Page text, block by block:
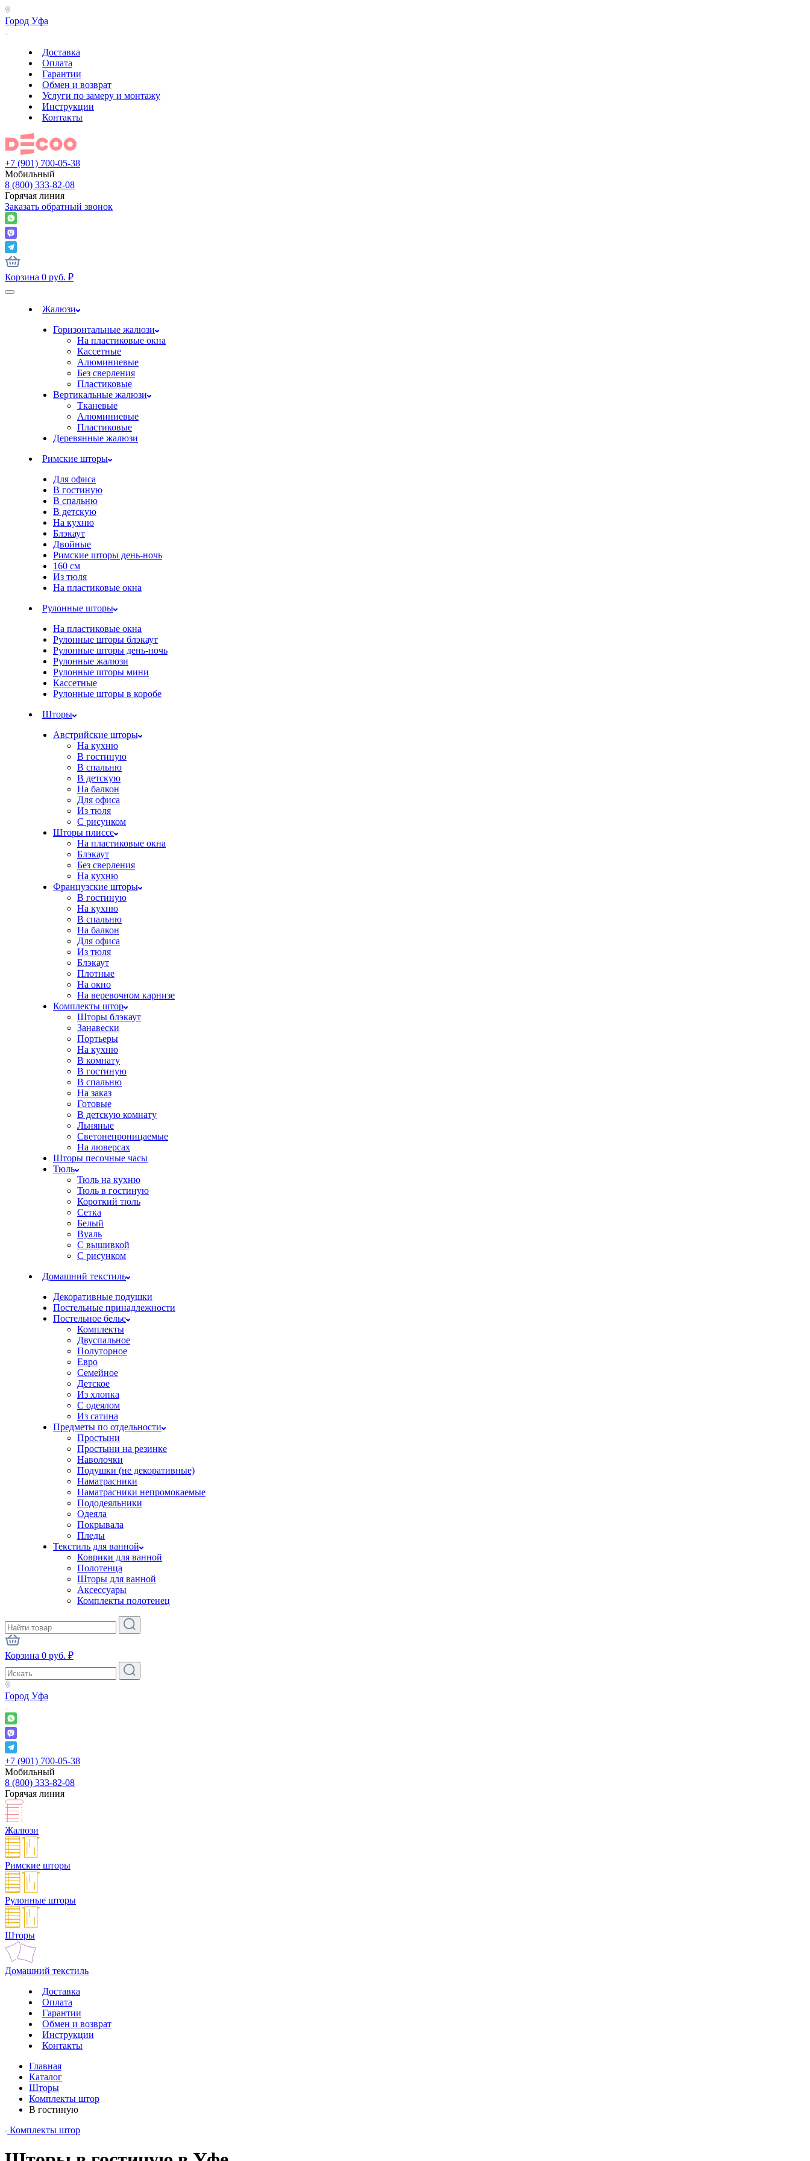
Город Уфа
Доставка
Оплата
Гарантии
Обмен и возврат
Услуги по замеру и монтажу
Инструкции
Контакты
+7 (901) 700-05-38
Мобильный
8 (800) 333-82-08
Горячая линия
Заказать обратный звонок
Корзина 0 руб. ₽
Жалюзи
Горизонтальные жалюзи
На пластиковые окна
Кассетные
Алюминиевые
Без сверления
Пластиковые
Вертикальные жалюзи
Тканевые
Алюминиевые
Пластиковые
Деревянные жалюзи
Римские шторы
Для офиса
В гостиную
В спальню
В детскую
На кухню
Блэкаут
Двойные
Римские шторы день-ночь
160 см
Из тюля
На пластиковые окна
Рулонные шторы
На пластиковые окна
Рулонные шторы блэкаут
Рулонные шторы день-ночь
Рулонные жалюзи
Рулонные шторы мини
Кассетные
Рулонные шторы в коробе
Шторы
Австрийские шторы
На кухню
В гостиную
В спальню
В детскую
На балкон
Для офиса
Из тюля
С рисунком
Шторы плиссе
На пластиковые окна
Блэкаут
Без сверления
На кухню
Французские шторы
В гостиную
На кухню
В спальню
На балкон
Для офиса
Из тюля
Блэкаут
Плотные
На окно
На веревочном карнизе
Комплекты штор
Шторы блэкаут
Занавески
Портьеры
На кухню
В комнату
В гостиную
В спальню
На заказ
Готовые
В детскую комнату
Льняные
Светонепроницаемые
На люверсах
Шторы песочные часы
Тюль
Тюль на кухню
Тюль в гостиную
Короткий тюль
Сетка
Белый
Вуаль
С вышивкой
С рисунком
Домашний текстиль
Декоративные подушки
Постельные принадлежности
Постельное белье
Комплекты
Двуспальное
Полуторное
Евро
Семейное
Детское
Из хлопка
С одеялом
Из сатина
Предметы по отдельности
Простыни
Простыни на резинке
Наволочки
Подушки (не декоративные)
Наматрасники
Наматрасники непромокаемые
Пододеяльники
Одеяла
Покрывала
Пледы
Текстиль для ванной
Коврики для ванной
Полотенца
Шторы для ванной
Аксессуары
Комплекты полотенец
Корзина 0 руб. ₽
Город Уфа
+7 (901) 700-05-38
Мобильный
8 (800) 333-82-08
Горячая линия
Жалюзи
Римские шторы
Рулонные шторы
Шторы
Домашний текстиль
Доставка
Оплата
Гарантии
Обмен и возврат
Инструкции
Контакты
Главная
Каталог
Шторы
Комплекты штор
В гостиную
Комплекты штор